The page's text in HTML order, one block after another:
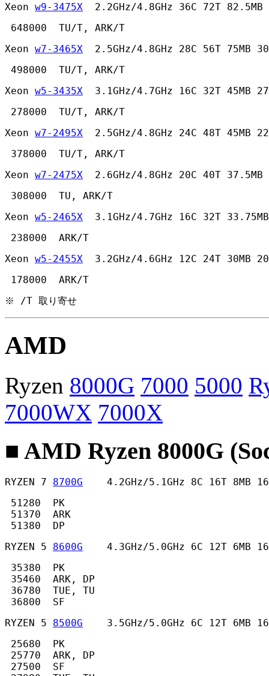
Xeon w9-3475X
2.2GHz/4.8GHz 36C 72T 82.5MB
648000  TU/T, ARK/T
Xeon w7-3465X
2.5GHz/4.8GHz 28C 56T 75MB
498000  TU/T, ARK/T
Xeon w5-3435X
3.1GHz/4.7GHz 16C 32T 45MB
278000  TU/T, ARK/T
Xeon w7-2495X
2.5GHz/4.8GHz 24C 48T 45MB
378000  TU/T, ARK/T
Xeon w7-2475X
2.6GHz/4.8GHz 20C 40T 37.5MB
308000  TU, ARK/T
Xeon w5-2465X
3.1GHz/4.7GHz 16C 32T
238000  ARK/T
Xeon w5-2455X
3.2GHz/4.6GHz 12C 24T 30MB
178000  ARK/T
※ /T 取り寄せ
AMD
Ryzen 8000G 7000 5000
7000WX 7000X
■ AMD Ryzen 8000G
RYZEN 7 8700G
4.2GHz/5.1GHz 8C 16T 8MB
51280  PK
51370  ARK
51380  DP
RYZEN 5 8600G
4.3GHz/5.0GHz 6C 12T 6MB
35380  PK
35460  ARK, DP
36780  TUE, TU
36800  SF
RYZEN 5 8500G
3.5GHz/5.0GHz 6C 12T 6MB
25680  PK
25770  ARK, DP
27500  SF